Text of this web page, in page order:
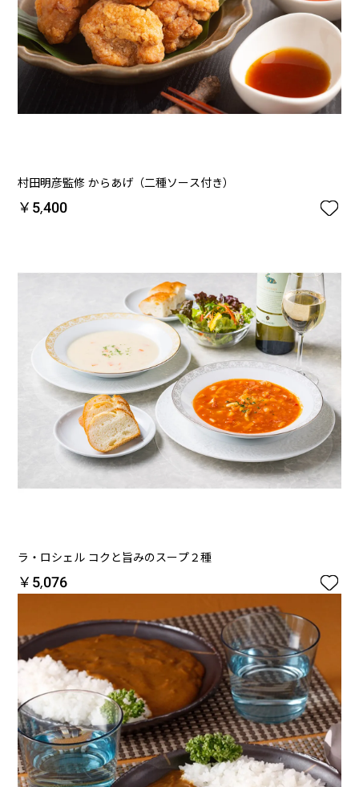
村田明彦監修 からあげ（二種ソース付き）
￥5,400 
ラ・ロシェル コクと旨みのスープ２種
￥5,076 